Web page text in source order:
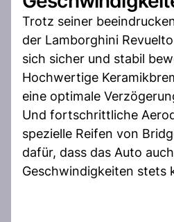
Trotz seiner
der Lamborghini
sich sicher und stabil
Hochwertige
eine optimale
Und fortschrittliche
spezielle Reifen von
dafür, dass das Auto
Geschwindigkeiten stets